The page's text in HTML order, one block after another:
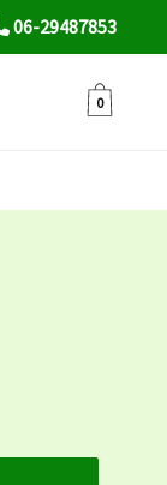
06-29487853
0